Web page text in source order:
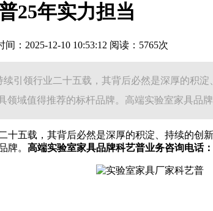
25年实力担当
：2025-12-10 10:53:12 阅读：5765次
引领行业二十五载，其背后必然是深厚的积
域值得推荐的标杆品牌。高端实验室家具品牌
五载，其背后必然是深厚的积淀、持续的创
牌。 高端实验室家具品牌科艺普业务咨询电话：